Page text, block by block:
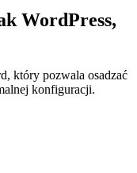
WordPress,
który pozwala osadzać
konfiguracji.